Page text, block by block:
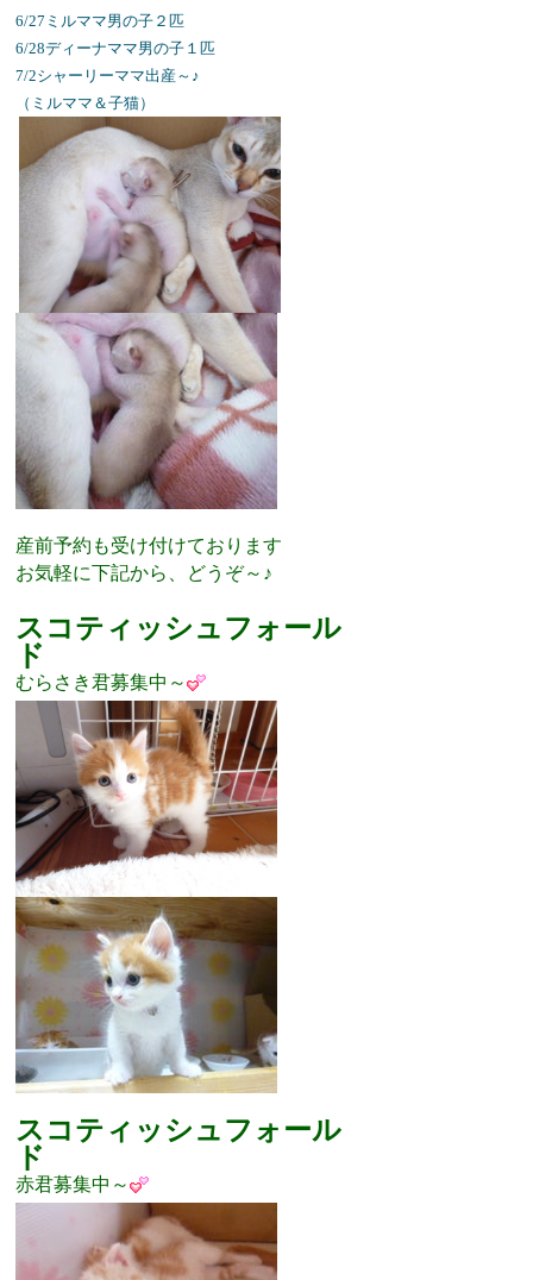
6/27ミルママ男の子２匹
6/28ディーナママ男の子１匹
7/2シャーリーママ出産～♪
（ミルママ＆子猫）
産前予約も受け付けております
お気軽に下記から、どうぞ～♪
スコティッシュフォール
ド
むらさき君募集中～
スコティッシュフォール
ド
赤君募集中～